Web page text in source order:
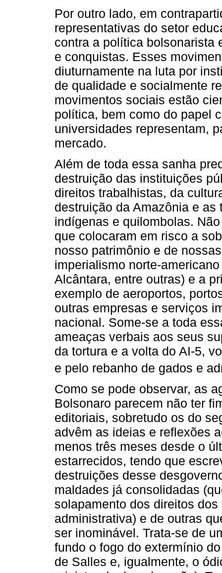
Por outro lado, em
representativas do setor
contra a política bolsonarista
e conquistas. Esses
diuturnamente na luta por
de qualidade e socialmente
movimentos sociais estão
política, bem como do papel
universidades representam,
mercado.
Além de toda essa sanha
destruição das instituições
direitos trabalhistas, da
destruição da Amazônia e
indígenas e quilombolas.
que colocaram em risco a
nosso patrimônio e de
imperialismo norte-
Alcântara, entre outras) e a
exemplo de aeroportos,
outras empresas e serviços
nacional. Some-se a toda
ameaças verbais aos seus
da tortura e a volta do AI-5,
e pelo rebanho de gados e
Como se pode observar, as
Bolsonaro parecem não ter
editoriais, sobretudo os do
advêm as ideias e reflexões
menos três meses desde o
estarrecidos, tendo que
destruições desse
maldades já consolidadas
solapamento dos direitos
administrativa) e de outras
ser inominável. Trata-se de
fundo o fogo do extermínio
de Salles e, igualmente, o